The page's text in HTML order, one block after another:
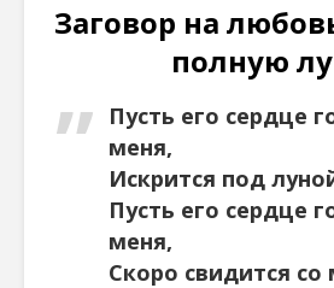
Заговор на
полную
Пусть его сердце
меня,
Искрится под
Пусть его сердце
меня,
Скоро свидится со